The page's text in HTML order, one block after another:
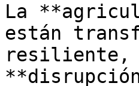
La
están
resiliente,